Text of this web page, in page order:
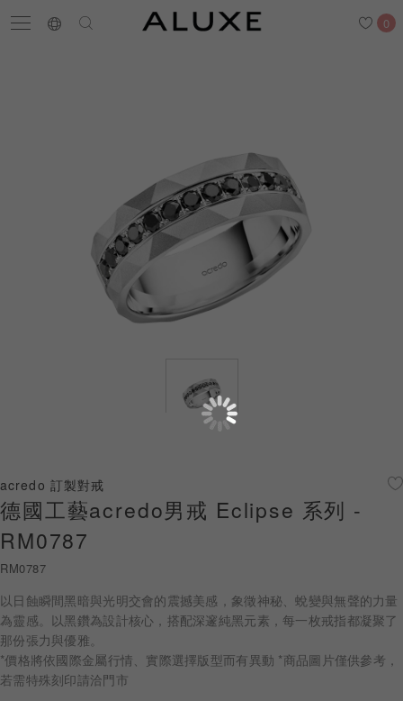
0
門市一覽
黃金金飾
關於ALUXE
最新消息
婚禮護照
acredo 訂製對戒
德國工藝acredo男戒 Eclipse 系列 -
RM0787
RM0787
以日蝕瞬間黑暗與光明交會的震撼美感，象徵神秘、蛻變與無聲的力量
為靈感。以黑鑽為設計核心，搭配深邃純黑元素，每一枚戒指都凝聚了
那份張力與優雅。
*價格將依國際金屬行情、實際選擇版型而有異動 *商品圖片僅供參考，
若需特殊刻印請洽門市